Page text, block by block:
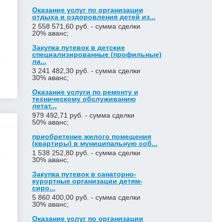
Оказание услуг по организации
отдыха и оздоровления детей из...
2 558 571,60 руб. - сумма сделки
20% аванс;
Закупка путевок в детские
специализированные (профильные)
ла...
3 241 482,30 руб. - сумма сделки
30% аванс;
Оказание услуги по ремонту и
техническому обслуживанию
летат...
979 492,71 руб. - сумма сделки
50% аванс;
приобретение жилого помещения
(квартиры) в муниципальную соб...
1 538 252,80 руб. - сумма сделки
30% аванс;
Закупка путевок в санаторно-
курортные организации детям-
сиро...
5 860 400,00 руб. - сумма сделки
30% аванс;
Оказание услуг по организации